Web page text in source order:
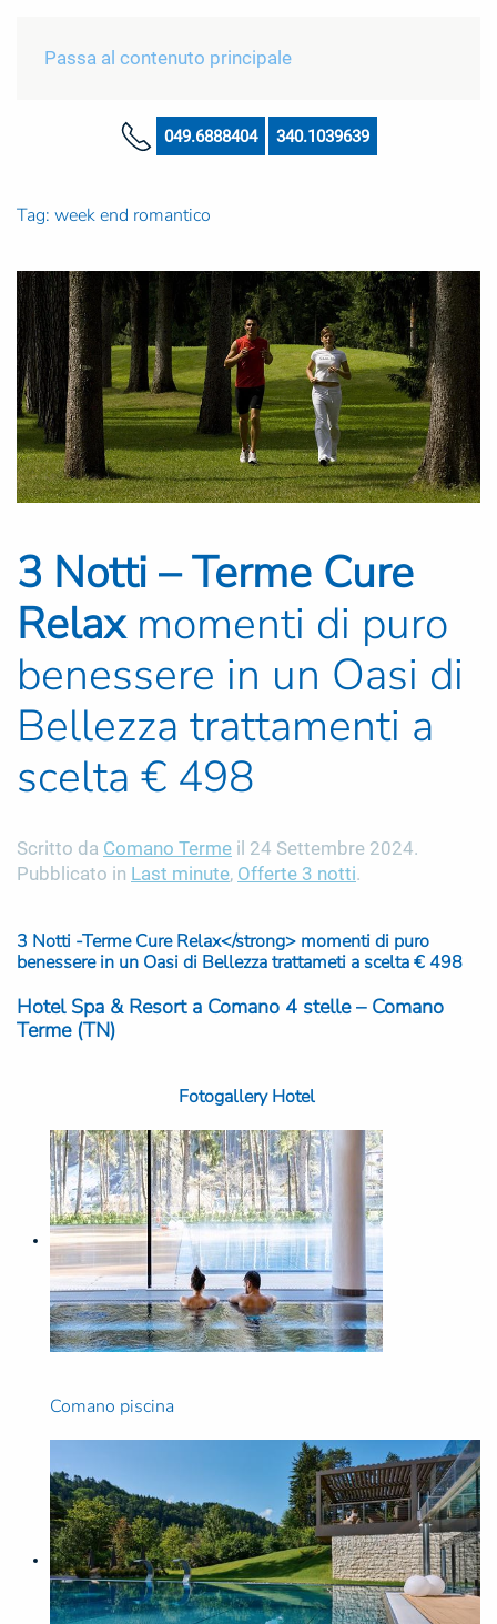
Passa al contenuto principale
049.6888404 340.1039639
Tag: week end romantico
3 Notti – Terme Cure
Relaxmomenti di puro
benessere in un Oasi di
Bellezza trattamenti a
scelta € 498
Scritto da Comano Terme il 24 Settembre 2024.
Pubblicato in Last minute, Offerte 3 notti.
3 Notti -Terme Cure Relax</strong> momenti di puro
benessere in un Oasi di Bellezza trattameti a scelta € 498
Hotel Spa & Resort a Comano 4 stelle – Comano
Terme (TN)
Fotogallery Hotel
Comano piscina